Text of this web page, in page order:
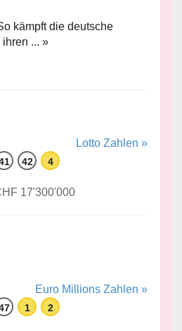
kämpft die deutsche
... »
Lotto Zahlen »
42 4
17'300'000
Euro Millions Zahlen »
1 2